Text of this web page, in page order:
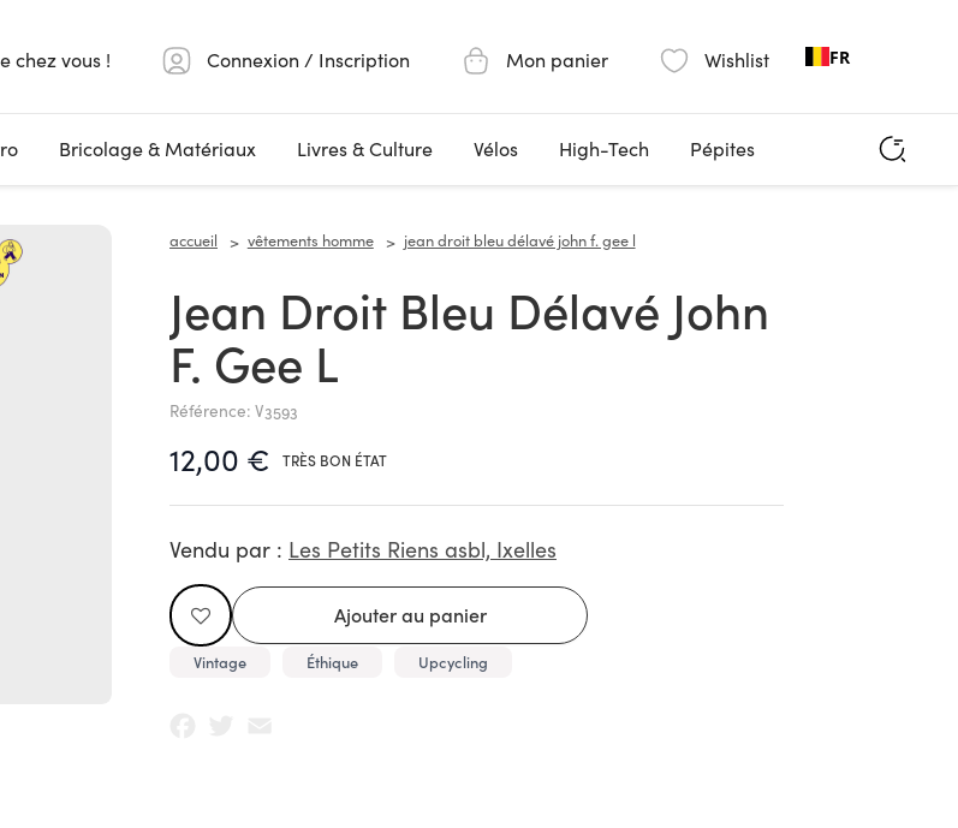
chez vous ! Connexion / Inscription Mon panier Wishlist FR
Bricolage & Matériaux Livres & Culture Vélos High-Tech Pépites
accueil vêtements homme jean droit bleu délavé john f. gee l
Jean Droit Bleu Délavé John
F. Gee L
Référence: V3593
12,00 € TRÈS BON ÉTAT
Vendu par : Les Petits Riens asbl, Ixelles
Vintage Éthique Upcycling